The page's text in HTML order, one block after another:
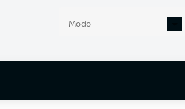
Modo